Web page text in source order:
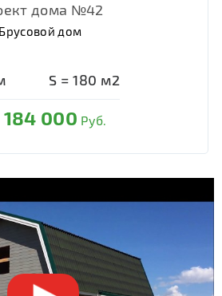
дома №42
Брусовой дом
S =180 м2
184 000 Руб.